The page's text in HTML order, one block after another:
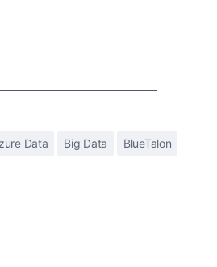
Data Big Data BlueTalon